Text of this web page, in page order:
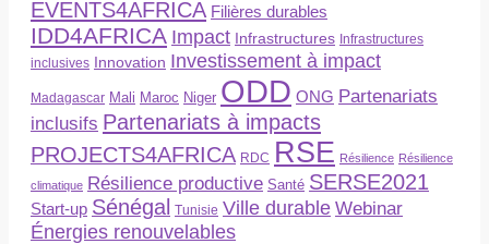
EVENTS4AFRICA Filières durables
IDD4AFRICA Impact Infrastructures Infrastructures
inclusives Innovation Investissement à impact
Madagascar Mali Maroc Niger ODD ONG Partenariats
inclusifs Partenariats à impacts
PROJECTS4AFRICA RDC RSE Résilience Résilience
climatique Résilience productive Santé SERSE2021
Start-up Sénégal Tunisie Ville durable Webinar
Énergies renouvelables